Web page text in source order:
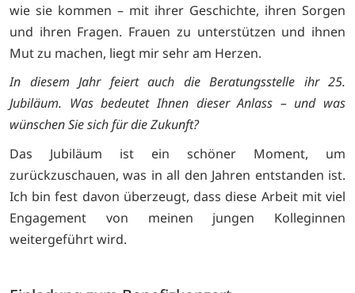
wie sie kommen – mit ihrer Geschichte, ihren Sorgen
und ihren Fragen. Frauen zu unterstützen und ihnen
Mut zu machen, liegt mir sehr am Herzen.
In diesem Jahr feiert auch die Beratungsstelle ihr 25.
Jubiläum. Was bedeutet Ihnen dieser Anlass – und was
wünschen Sie sich für die Zukunft?
Das Jubiläum ist ein schöner Moment, um
zurückzuschauen, was in all den Jahren entstanden ist.
Ich bin fest davon überzeugt, dass diese Arbeit mit viel
Engagement von meinen jungen Kolleginnen
weitergeführt wird.